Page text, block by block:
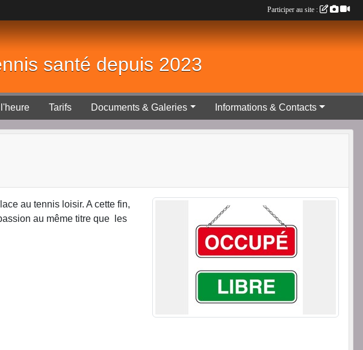
santé depuis 2023
Tarifs Documents & Galeries Informations & Contacts
au tennis loisir. A cette fin,
au même titre que les
Participer au site :